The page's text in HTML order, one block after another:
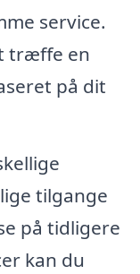
service.
træffe en
på dit
tilgange
på tidligere
kan du